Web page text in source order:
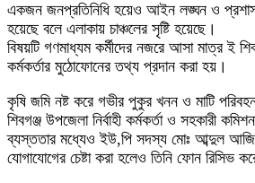
একজন জনপ্রতিনিধি হয়েও আইন লঙ্ঘন ও
হয়েছে বলে এলাকায় চাঞ্চলের সৃষ্টি হয়েছে।
বিষয়টি গণমাধ্যম কর্মীদের নজরে আসা মাত্র ই
কর্মকর্তার মুঠোফোনের তথ্য প্রদান করা হয়।
কৃষি জমি নষ্ট করে গভীর পুকুর খনন ও মাটি
শিবগঞ্জ উপজেলা নির্বাহী কর্মকর্তা ও সহকারী
ব্যস্ততার মধ্যেও ইউ,পি সদস্য মোঃ আব্দুল
যোগাযোগের চেষ্টা করা হলেও তিনি ফোন রিসিভ